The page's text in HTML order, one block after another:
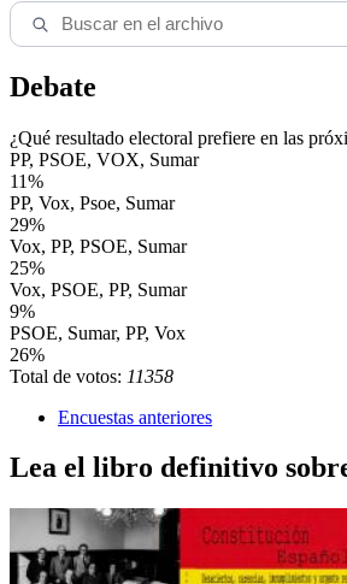
Debate
¿Qué resultado electoral prefiere en las
PP, PSOE, VOX, Sumar
11%
PP, Vox, Psoe, Sumar
29%
Vox, PP, PSOE, Sumar
25%
Vox, PSOE, PP, Sumar
9%
PSOE, Sumar, PP, Vox
26%
Total de votos: 11358
Encuestas anteriores
Lea el libro definitivo